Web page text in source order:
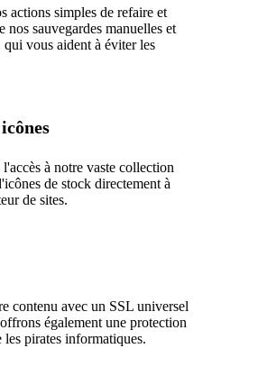
actions simples de refaire et
nos sauvegardes manuelles et
qui vous aident à éviter les
à notre vaste collection
de stock directement à
de sites.
contenu avec un SSL universel
également une protection
pirates informatiques.